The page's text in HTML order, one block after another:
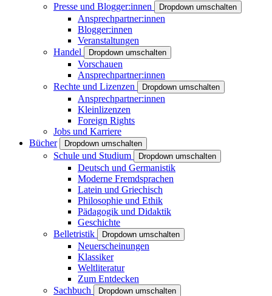
Presse und Blogger:innen
Dropdown umschalten
Ansprechpartner:innen
Blogger:innen
Veranstaltungen
Handel
Dropdown umschalten
Vorschauen
Ansprechpartner:innen
Rechte und Lizenzen
Dropdown umschalten
Ansprechpartner:innen
Kleinlizenzen
Foreign Rights
Jobs und Karriere
Bücher
Dropdown umschalten
Schule und Studium Dropdown umschalten
Deutsch und Germanistik
Moderne Fremdsprachen
Latein und Griechisch
Philosophie und Ethik
Pädagogik und Didaktik
Geschichte
Belletristik
Dropdown umschalten
Neuerscheinungen
Klassiker
Weltliteratur
Zum Entdecken
Sachbuch
Dropdown umschalten